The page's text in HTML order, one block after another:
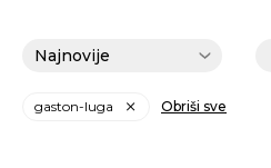
gaston-luga Obriši sve